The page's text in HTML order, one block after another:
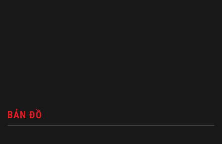
BẢN ĐỒ